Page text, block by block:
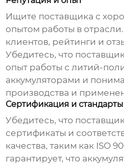
Ищите поставщика с
опытом работы в
клиентов, рейтинги и
Убедитесь, что
опыт работы слитий-
аккумуляторами и
производства и
Сертификация и стандарты
Убедитесь, что
сертификаты и
качества, таким как ISO
гарантирует, что